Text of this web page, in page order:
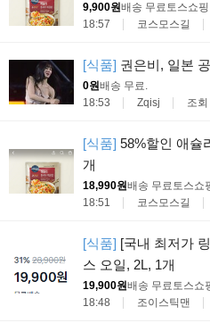
9,900원배송 무료토스쇼핑
18:57
코스모스길
[식품] 권은비, 일본
0원배송 무료.
18:53
Zqisj 조
[식품] 58%할인 애슐
개
18,990원배송 무료토스쇼
18:51
코스모스길
[식품] [국내 최저가
스 오일, 2L, 1개
19,900원배송 무료토스쇼
18:48
조이스틱맨